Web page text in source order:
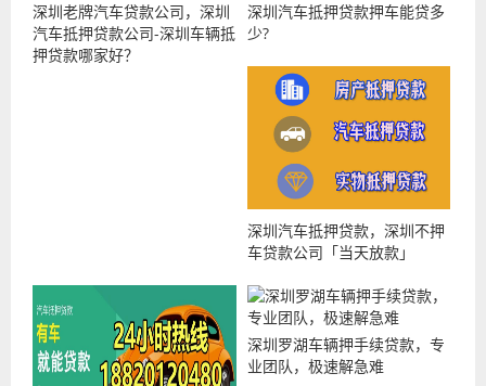
深圳老牌汽车贷款公司，深圳
汽车抵押贷款公司-深圳车辆抵
押贷款哪家好？
深圳汽车抵押贷款押车能贷多
少?
深圳汽车抵押贷款，深圳不押
车贷款公司「当天放款」
深圳罗湖车辆押手续贷款，专
业团队，极速解急难